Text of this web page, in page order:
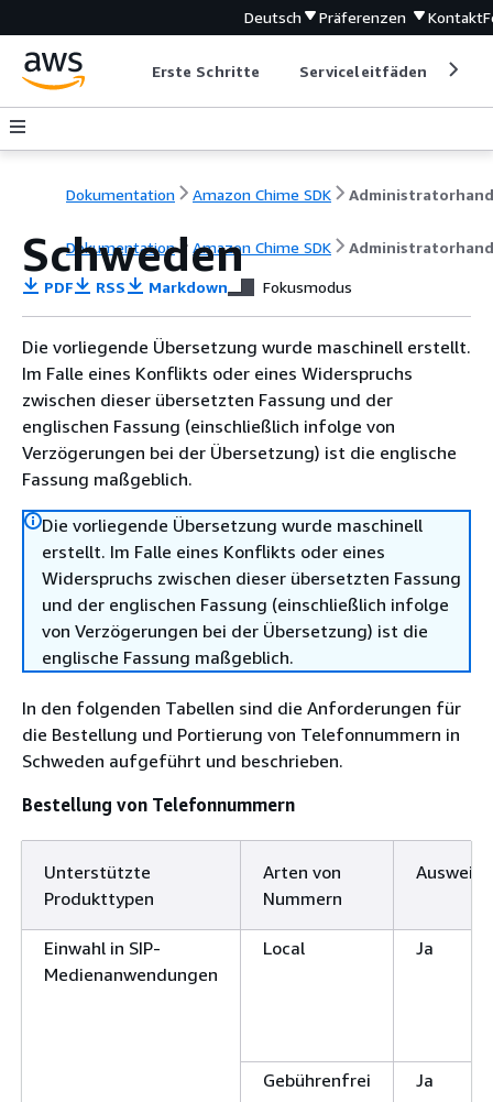
Deutsch Präferenzen Kontakt
Erste Schritte Serviceleitfäden
Dokumentation Amazon Chime SDK
Dokumentation Amazon Chime SDK
Schweden
PDF RSS Markdown Fokusmodus
Die vorliegende Übersetzung wurde maschinell erstellt.
Im Falle eines Konflikts oder eines Widerspruchs
zwischen dieser übersetzten Fassung und der
englischen Fassung (einschließlich infolge von
Verzögerungen bei der Übersetzung) ist die englische
Fassung maßgeblich.
Die vorliegende Übersetzung wurde maschinell
erstellt. Im Falle eines Konflikts oder eines
Widerspruchs zwischen dieser übersetzten Fassung
und der englischen Fassung (einschließlich infolge
von Verzögerungen bei der Übersetzung) ist die
englische Fassung maßgeblich.
In den folgenden Tabellen sind die Anforderungen für
die Bestellung und Portierung von Telefonnummern in
Schweden aufgeführt und beschrieben.
Bestellung von Telefonnummern
Unterstützte
Produkttypen
Arten von
Nummern
Einwahl in SIP-
Medienanwendungen
Local Ja
Gebührenfrei Ja